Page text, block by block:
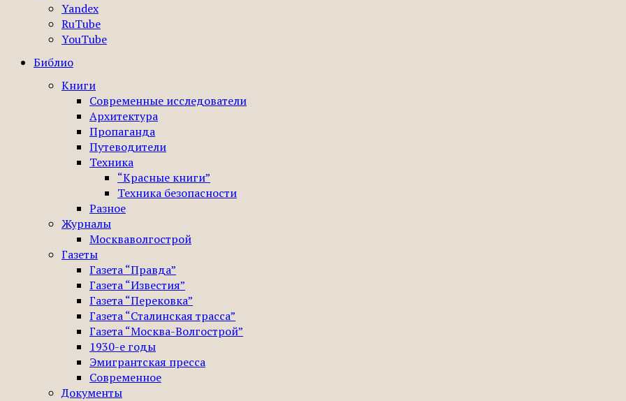
Yandex
RuTube
YouTube
Библио
Книги
Современные исследователи
Архитектура
Пропаганда
Путеводители
Техника
“Красные книги”
Техника безопасности
Разное
Журналы
Москваволгострой
Газеты
Газета “Правда”
Газета “Известия”
Газета “Перековка”
Газета “Сталинская трасса”
Газета “Москва-Волгострой”
1930-е годы
Эмигрантская пресса
Современное
Документы